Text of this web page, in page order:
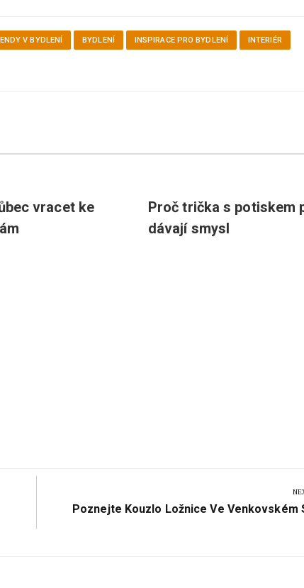
V BYDLENÍ BYDLENÍ INSPIRACE PRO BYDLENÍ INTERIÉR
vracet ke
Proč trička s potiskem
dávají smysl
Next
Poznejte Kouzlo Ložnice Ve Venkovském